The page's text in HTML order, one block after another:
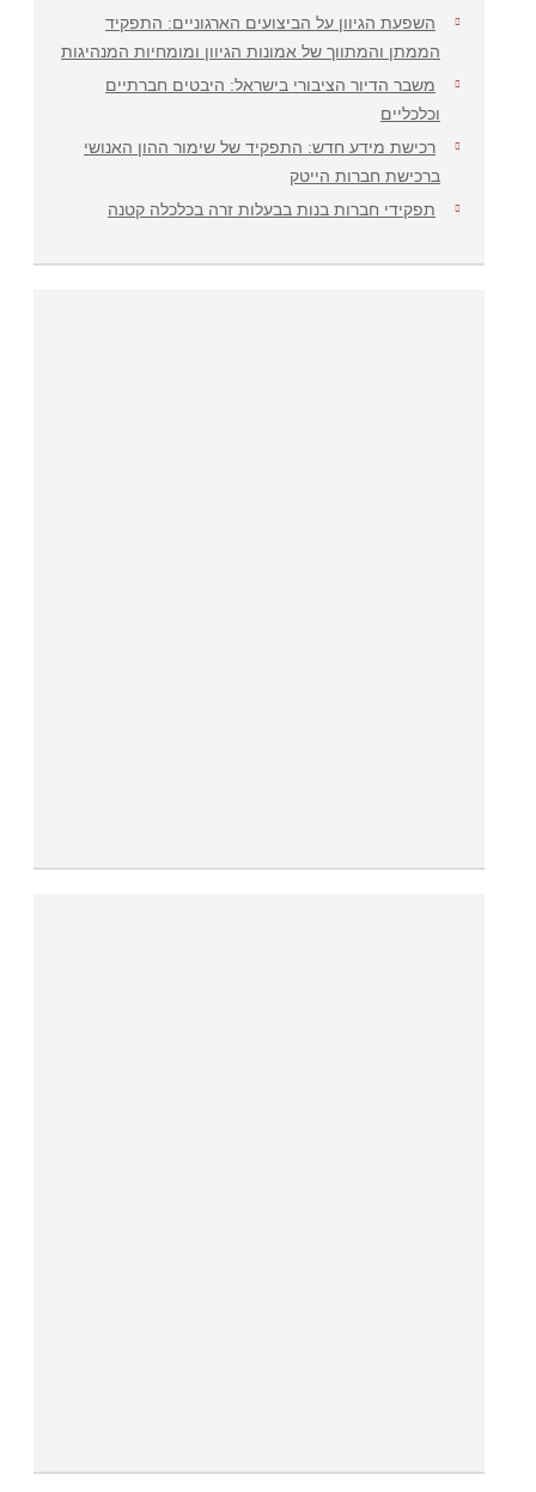
השפעת הגיוון על הביצועים הארגוניים: התפקיד
הממתן והמתווך של אמונות הגיוון ומומחיות המנהיגות
משבר הדיור הציבורי בישראל: היבטים חברתיים
וכלכליים
רכישת מידע חדש: התפקיד של שימור ההון האנושי
ברכישת חברות הייטק
תפקידי חברות בנות בבעלות זרה בכלכלה קטנה